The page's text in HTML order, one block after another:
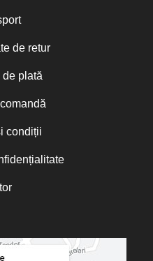
de retur
de plată
condiții